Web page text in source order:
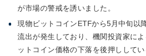
が市場の警戒を誘いました。
現物ビットコインETFから5月中旬以
流出が発生しており、機関投資家に
ットコイン価格の下落を後押しして